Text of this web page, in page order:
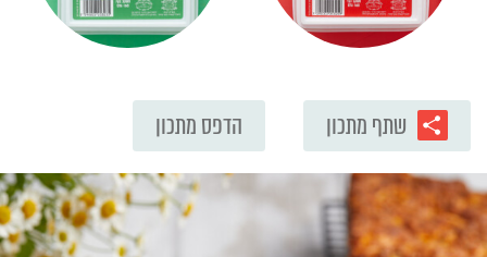
הדפס מתכון שתף מתכון